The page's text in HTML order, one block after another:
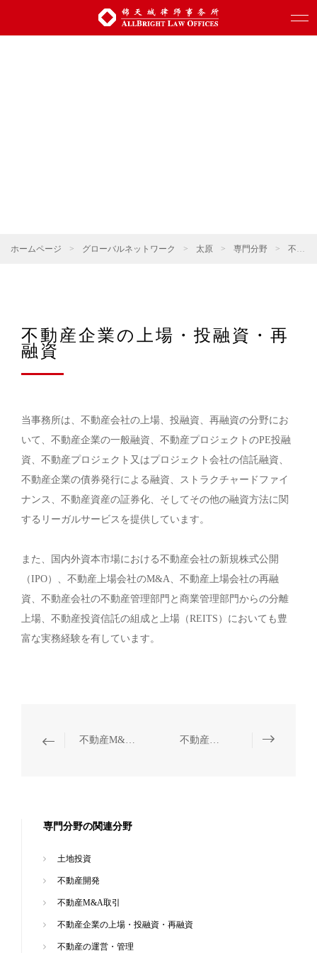
ホームページ > グローバルネットワーク > 太原 > 専門分野 > 不動産・建設プロジェクト
不動産企業の上場・投融資・再
融資
当事務所は、不動産会社の上場、投融資、再融資の分野にお
いて、不動産企業の一般融資、不動産プロジェクトのPE投融
資、不動産プロジェクト又はプロジェクト会社の信託融資、
不動産企業の債券発行による融資、ストラクチャードファイ
ナンス、不動産資産の証券化、そしてその他の融資方法に関
するリーガルサービスを提供しています。
また、国内外資本市場における不動産会社の新規株式公開
（IPO）、不動産上場会社のM&A、不動産上場会社の再融
資、不動産会社の不動産管理部門と商業管理部門からの分離
上場、不動産投資信託の組成と上場（REITS）においても豊
富な実務経験を有しています。
不動産M&A取引 不動産の運営・管理
専門分野の関連分野
土地投資
不動産開発
不動産M&A取引
不動産企業の上場・投融資・再融資
不動産の運営・管理